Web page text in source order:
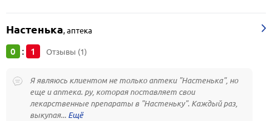
Настенька,аптека
0 : 1 Отзывы (1)
Я являюсь клиентом не только аптеки "Настенька", но
еще и аптека. ру, которая поставляет свои
лекарственные препараты в "Настеньку". Каждый раз,
выкупая...